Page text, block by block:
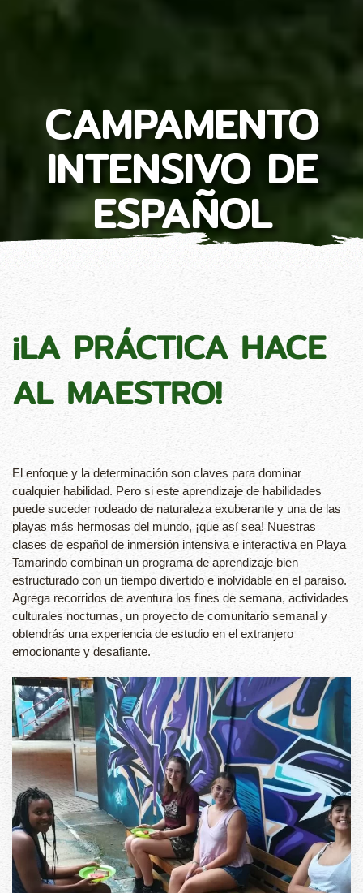
CAMPAMENTO
INTENSIVO DE
ESPAÑOL
¡LA PRÁCTICA HACE
AL MAESTRO!
El enfoque y la determinación son claves para dominar
cualquier habilidad. Pero si este aprendizaje de habilidades
puede suceder rodeado de naturaleza exuberante y una de las
playas más hermosas del mundo, ¡que así sea! Nuestras
clases de español de inmersión intensiva e interactiva en Playa
Tamarindo combinan un programa de aprendizaje bien
estructurado con un tiempo divertido e inolvidable en el paraíso.
Agrega recorridos de aventura los fines de semana, actividades
culturales nocturnas, un proyecto de comunitario semanal y
obtendrás una experiencia de estudio en el extranjero
emocionante y desafiante.